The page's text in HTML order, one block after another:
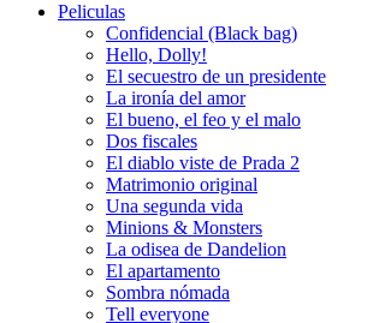
Peliculas
Confidencial (Black bag)
Hello, Dolly!
El secuestro de un presidente
La ironía del amor
El bueno, el feo y el malo
Dos fiscales
El diablo viste de Prada 2
Matrimonio original
Una segunda vida
Minions & Monsters
La odisea de Dandelion
El apartamento
Sombra nómada
Tell everyone